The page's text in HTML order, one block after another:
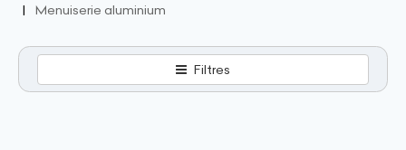
Menuiserie aluminium
Filtres